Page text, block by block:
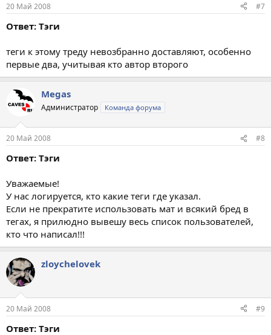
20 Май 2008 #7
Ответ: Тэги
теги к этому треду невозбранно доставляют, особенно
первые два, учитывая кто автор второго
Megas
Администратор Команда форума
20 Май 2008 #8
Ответ: Тэги
Уважаемые!
У нас логируется, кто какие теги где указал.
Если не прекратите использовать мат и всякий бред в
тегах, я прилюдно вывешу весь список пользователей,
кто что написал!!!
zloychelovek
20 Май 2008 #9
Ответ: Тэги